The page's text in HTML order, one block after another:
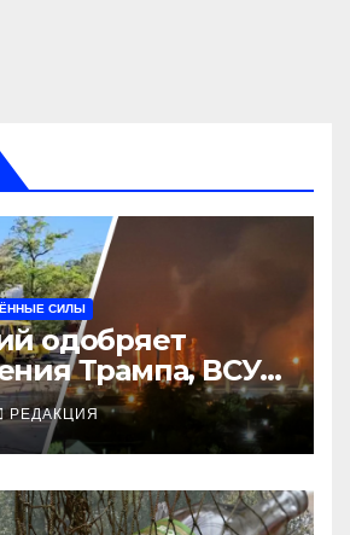
СИЛЫ
одобряет
Трампа, ВСУ
РЕДАКЦИЯ